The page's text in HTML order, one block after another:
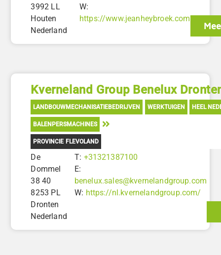
3992 LL
Houten
Nederland
W:
https://www.jeanheybroek.com
Kverneland Group Benelux
LANDBOUWMECHANISATIEBEDRIJVEN WERKTUIGEN HEEL
BALENPERSMACHINES
PROVINCIE FLEVOLAND
De
Dommel
38 40
8253 PL
Dronten
Nederland
T: +31321387100
E:
benelux.sales@kvernelandgroup.com
W: https://nl.kvernelandgroup.com/